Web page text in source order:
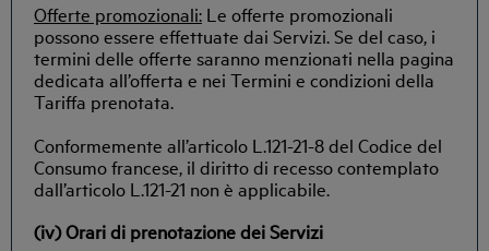
Offerte promozionali: Le offerte promozionali
possono essere effettuate dai Servizi. Se del caso, i
termini delle offerte saranno menzionati nella pagina
dedicata all’offerta e nei Termini e condizioni della
Tariffa prenotata.
Conformemente all’articolo L.121-21-8 del Codice del
Consumo francese, il diritto di recesso contemplato
dall’articolo L.121-21 non è applicabile.
(iv) Orari di prenotazione dei Servizi